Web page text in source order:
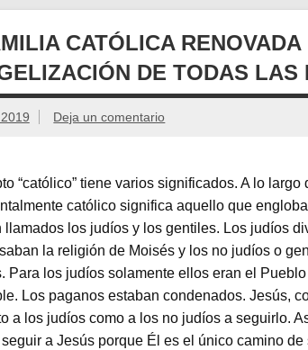
CATÓLICA
DE TODAS
Deja un comentario
“católico” tiene varios significados. A lo
católico significa aquello que
llamados los judíos y los gentiles. Los judíos
la religión de Moisés y los no judíos o
Para los judíos solamente ellos eran el
Los paganos estaban condenados. Jesús,
a los judíos como a los no judíos a seguirlo.
a Jesús porque Él es el único camino